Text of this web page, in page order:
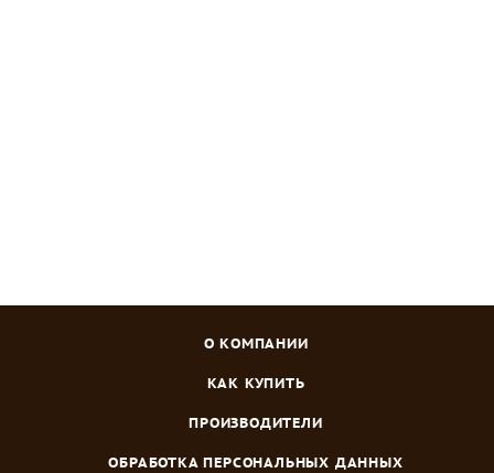
О КОМПАНИИ
КАК КУПИТЬ
ПРОИЗВОДИТЕЛИ
ОБРАБОТКА ПЕРСОНАЛЬНЫХ ДАННЫХ